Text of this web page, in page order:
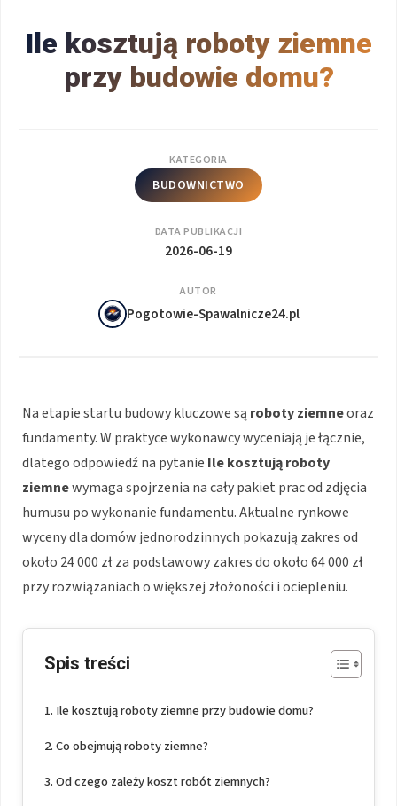
Ile kosztują roboty ziemne
przy budowie domu?
KATEGORIA
BUDOWNICTWO
DATA PUBLIKACJI
2026-06-19
AUTOR
Pogotowie-Spawalnicze24.pl
Na etapie startu budowy kluczowe są roboty ziemneoraz
fundamenty. W praktyce wykonawcy wyceniają je łącznie,
dlatego odpowiedź na pytanie Ile kosztują roboty
ziemnewymaga spojrzenia na cały pakiet prac od zdjęcia
humusu po wykonanie fundamentu. Aktualne rynkowe
wyceny dla domów jednorodzinnych pokazują zakres od
około 24 000 zł za podstawowy zakres do około 64 000 zł
przy rozwiązaniach o większej złożoności i ociepleniu.
Spis treści
Ile kosztują roboty ziemne przy budowie domu?
Co obejmują roboty ziemne?
Od czego zależy koszt robót ziemnych?